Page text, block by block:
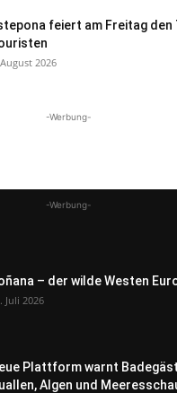
feiert am Freitag den
2026
-Werbung-
-Werbung-
– der wilde Westen
Juli 2026
Plattform warnt
Algen und